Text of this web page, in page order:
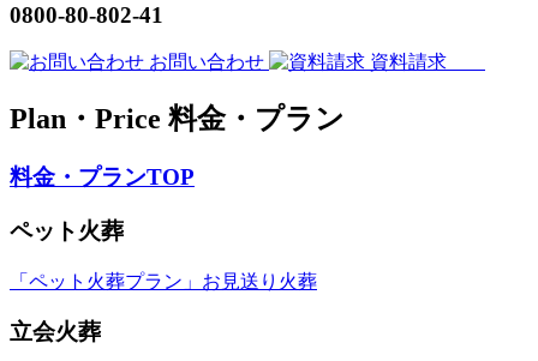
0800-80-802-41
お問い合わせ 資料請求
Plan・Price 料金・プラン
料金・プランTOP
ペット火葬
「ペット火葬プラン」お見送り火葬
立会火葬